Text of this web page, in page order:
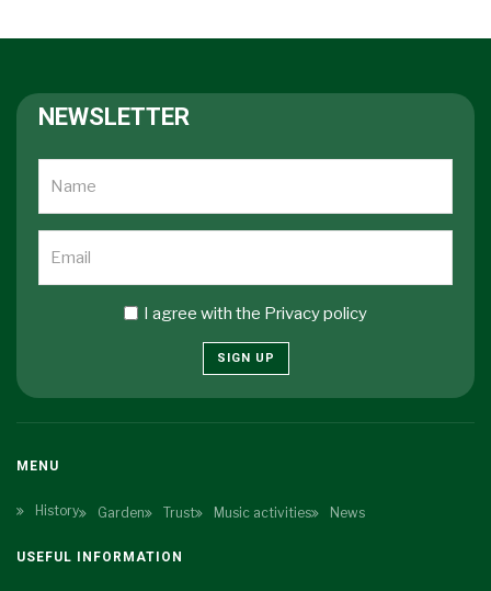
NEWSLETTER
I agree with the Privacy policy
SIGN UP
MENU
History Garden Trust Music activities News
USEFUL INFORMATION